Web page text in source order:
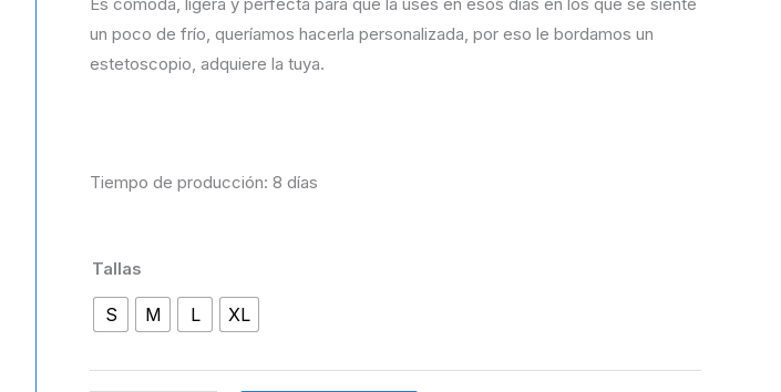
un poco de frío, queríamos hacerla personalizada, por eso le bordamos un
estetoscopio, adquiere la tuya.
Tiempo de producción: 8 días
Tallas
S M L XL